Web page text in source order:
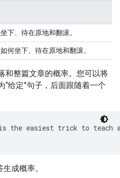
下、待在原地和翻滚。
何坐下、待在原地和翻滚。
和整篇文章的概率。您可以将
“给定”句子，后面跟随着一个
the easiest trick to teach
成概率。